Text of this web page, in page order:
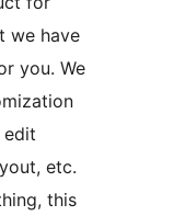
we have
you. We
edit
etc.
this